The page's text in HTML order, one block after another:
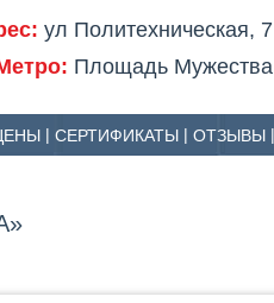
ул Политехническая, 7
Площадь Мужества
СЕРТИФИКАТЫ ОТЗЫВЫ